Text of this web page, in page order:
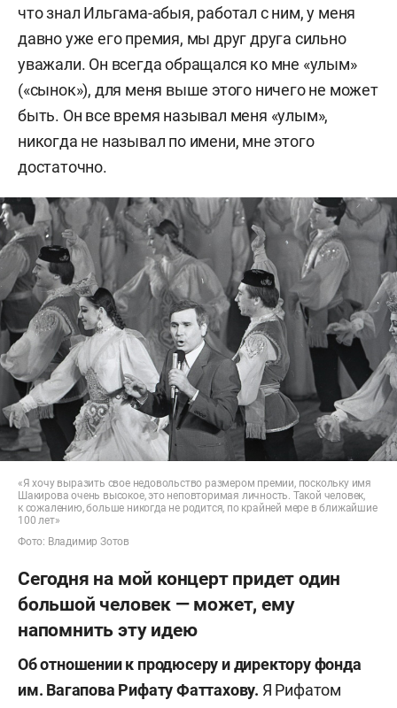
что знал Ильгама-абыя, работал с ним, у меня
давно уже его премия, мы друг друга сильно
уважали. Он всегда обращался ко мне «улым»
(«сынок»), для меня выше этого ничего не может
быть. Он все время называл меня «улым»,
никогда не называл по имени, мне этого
достаточно.
«Я хочу выразить свое недовольство размером премии, поскольку имя
Шакирова очень высокое, это неповторимая личность. Такой человек,
к сожалению, больше никогда не родится, по крайней мере в ближайшие
100 лет»
Фото: Владимир Зотов
Сегодня на мой концерт придет один
большой человек — может, ему
напомнить эту идею
Об отношении к продюсеру и директору фонда
им. Вагапова Рифату Фаттахову. Я Рифатом